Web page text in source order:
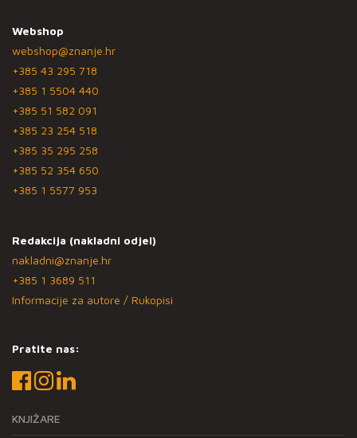
Webshop
webshop@znanje.hr
+385 43 295 718
+385 1 5504 440
+385 51 582 091
+385 23 254 518
+385 35 295 258
+385 52 354 650
+385 1 5577 953
Redakcija (nakladni odjel)
nakladni@znanje.hr
+385 1 3689 511
Informacije za autore / Rukopisi
Pratite nas:
KNJIŽARE